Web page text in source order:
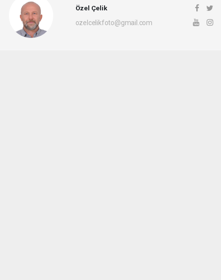
Özel Çelik
ozelcelikfoto@gmail.com